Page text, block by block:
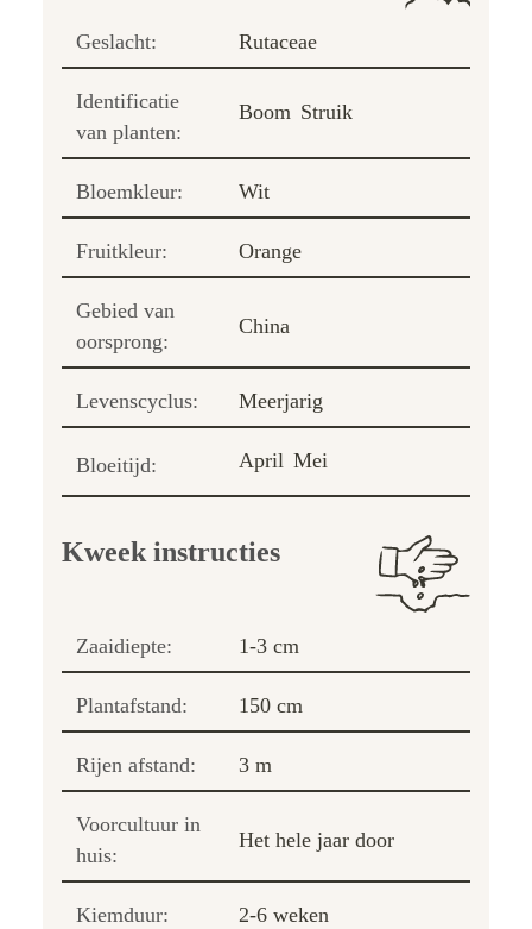
Geslacht: Rutaceae
Identificatie
van planten:
Boom Struik
Bloemkleur: Wit
Fruitkleur: Orange
Gebied van
oorsprong:
China
Levenscyclus: Meerjarig
Bloeitijd: April Mei
Kweek instructies
Zaaidiepte: 1-3 cm
Plantafstand: 150 cm
Rijen afstand: 3 m
Voorcultuur in
huis:
Het hele jaar door
Kiemduur: 2-6 weken